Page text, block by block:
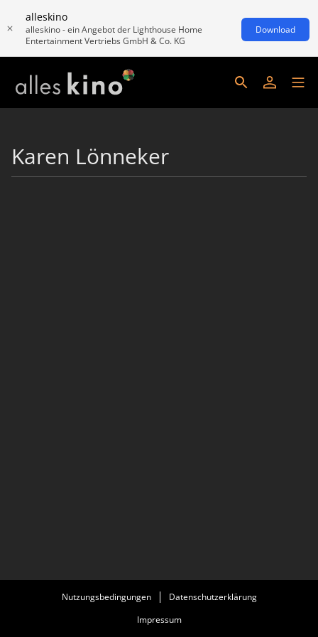
alleskino
alleskino - ein Angebot der Lighthouse Home
Entertainment Vertriebs GmbH & Co. KG
Download
Karen Lönneker
Nutzungsbedingungen
Datenschutzerklärung
Impressum